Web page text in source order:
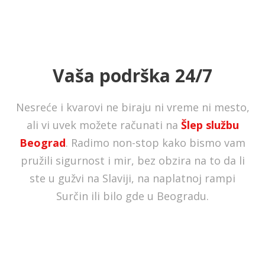
Vaša podrška 24/7
Nesreće i kvarovi ne biraju ni vreme ni mesto,
ali vi uvek možete računati na Šlep službu
Beograd. Radimo non-stop kako bismo vam
pružili sigurnost i mir, bez obzira na to da li
ste u gužvi na Slaviji, na naplatnoj rampi
Surčin ili bilo gde u Beogradu.